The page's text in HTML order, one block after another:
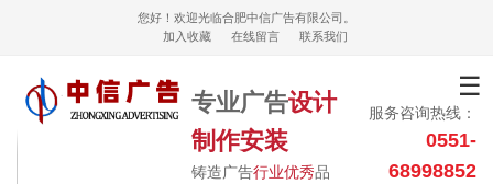
您好！欢迎光临合肥中信广告有限公司。
加入收藏
在线留言 联系我们
专业广告设计
制作安装
铸造广告行业优秀品
服务咨询热线：
0551-
68998852
☰